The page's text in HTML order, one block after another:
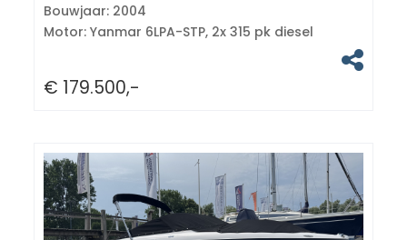
Bouwjaar: 2004
Motor: Yanmar 6LPA-STP, 2x 315 pk diesel
€ 179.500,-